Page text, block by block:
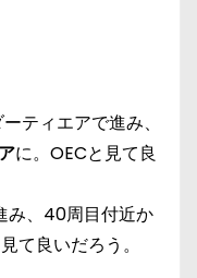
ティエアで進み、
に。OECと見て良
み、40周目付近か
て良いだろう。